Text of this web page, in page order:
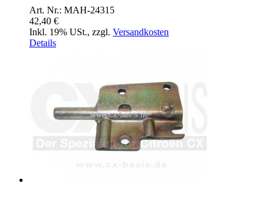
Art. Nr.: MAH-24315
42,40 €
Inkl. 19% USt., zzgl. Versandkosten
Details